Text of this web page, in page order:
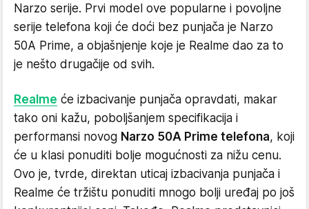
Narzo serije. Prvi model ove popularne i povoljne
serije telefona koji će doći bez punjača je Narzo
50A Prime, a objašnjenje koje je Realme dao za to
je nešto drugačije od svih.
Realme će izbacivanje punjača opravdati, makar
tako oni kažu, poboljšanjem specifikacija i
performansi novog Narzo 50A Prime telefona, koji
će u klasi ponuditi bolje mogućnosti za nižu cenu.
Ovo je, tvrde, direktan uticaj izbacivanja punjača i
Realme će tržištu ponuditi mnogo bolji uređaj po još